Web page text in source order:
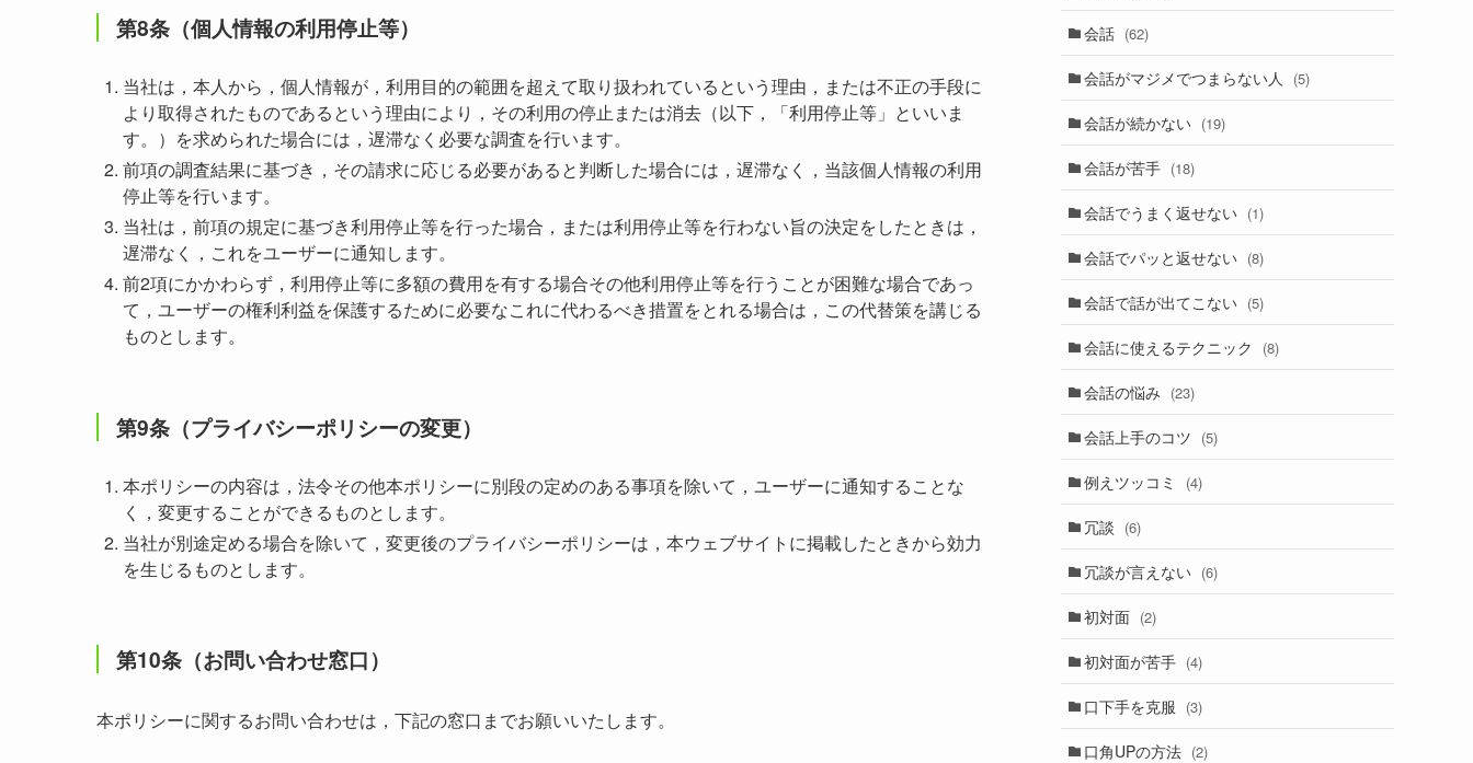
第8条（個人情報の利用停止等）
当社は，本人から，個人情報が，利用目的の範囲を超えて取り扱われているという理由，または不正の手段に
より取得されたものであるという理由により，その利用の停止または消去（以下，「利用停止等」といいま
す。）を求められた場合には，遅滞なく必要な調査を行います。
前項の調査結果に基づき，その請求に応じる必要があると判断した場合には，遅滞なく，当該個人情報の利用
停止等を行います。
当社は，前項の規定に基づき利用停止等を行った場合，または利用停止等を行わない旨の決定をしたときは，
遅滞なく，これをユーザーに通知します。
前2項にかかわらず，利用停止等に多額の費用を有する場合その他利用停止等を行うことが困難な場合であっ
て，ユーザーの権利利益を保護するために必要なこれに代わるべき措置をとれる場合は，この代替策を講じる
ものとします。
第9条（プライバシーポリシーの変更）
本ポリシーの内容は，法令その他本ポリシーに別段の定めのある事項を除いて，ユーザーに通知することな
く，変更することができるものとします。
当社が別途定める場合を除いて，変更後のプライバシーポリシーは，本ウェブサイトに掲載したときから効力
を生じるものとします。
第10条（お問い合わせ窓口）
本ポリシーに関するお問い合わせは，下記の窓口までお願いいたします。
会話 (62)
会話がマジメでつまらない人 (5)
会話が続かない (19)
会話が苦手 (18)
会話でうまく返せない (1)
会話でパッと返せない (8)
会話で話が出てこない (5)
会話に使えるテクニック (8)
会話の悩み (23)
会話上手のコツ (5)
例えツッコミ (4)
冗談 (6)
冗談が言えない (6)
初対面 (2)
初対面が苦手 (4)
口下手を克服 (3)
口角UPの方法 (2)